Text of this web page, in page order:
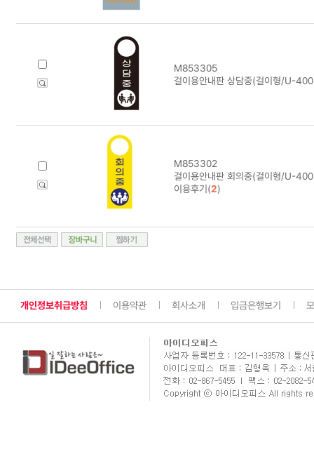
M853305
걸이용안내판 상담중(걸이형/U-
M853302
걸이용안내판 회의중(걸이형/U-
이용후기(2)
개인정보취급방침 이용약관 회사소개 입금은행보기